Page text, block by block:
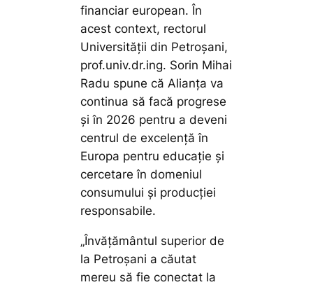
financiar european. În
acest context, rectorul
Universității din Petroșani,
prof.univ.dr.ing. Sorin Mihai
Radu spune că Alianța va
continua să facă progrese
și în 2026 pentru a deveni
centrul de ex­celență în
Europa pentru educație și
cercetare în domeniul
consumului și producției
responsabile.
„Învățământul superior de
la Petroșani a căutat
mereu să fie conectat la